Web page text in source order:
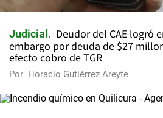
Judicial
Deudor del CAE logró
embargo por deuda de $27
efecto cobro de TGR
Por Horacio Gutiérrez Areyte